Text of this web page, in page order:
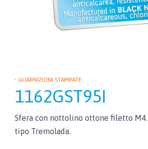
• GUARNIZIONI STAMPATE
1162GST95I
Sfera con nottolino ottone filetto M4.
tipo Tremolada.